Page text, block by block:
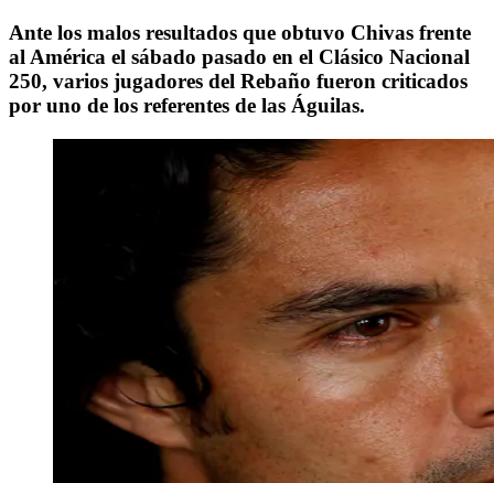
Ante los malos resultados que obtuvo Chivas frente
al América el sábado pasado en el Clásico Nacional
250, varios jugadores del Rebaño fueron criticados
por uno de los referentes de las Águilas.